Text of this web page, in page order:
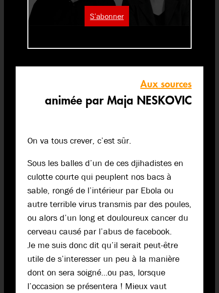
S’abonner
Aux sources
animée par Maja NESKOVIC
On va tous crever, c’est sûr.
Sous les balles d’un de ces djihadistes en
culotte courte qui peuplent nos bacs à
sable, rongé de l’intérieur par Ebola ou
autre terrible virus transmis par des poules,
ou alors d’un long et douloureux cancer du
cerveau causé par l’abus de facebook.
Je me suis donc dit qu’il serait peut-être
utile de s’interesser un peu à la manière
dont on sera soigné…ou pas, lorsque
l’occasion se présentera ! Mieux vaut